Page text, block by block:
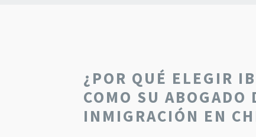
¿POR QUÉ ELEGIR
COMO SU ABOGADO
INMIGRACIÓN EN